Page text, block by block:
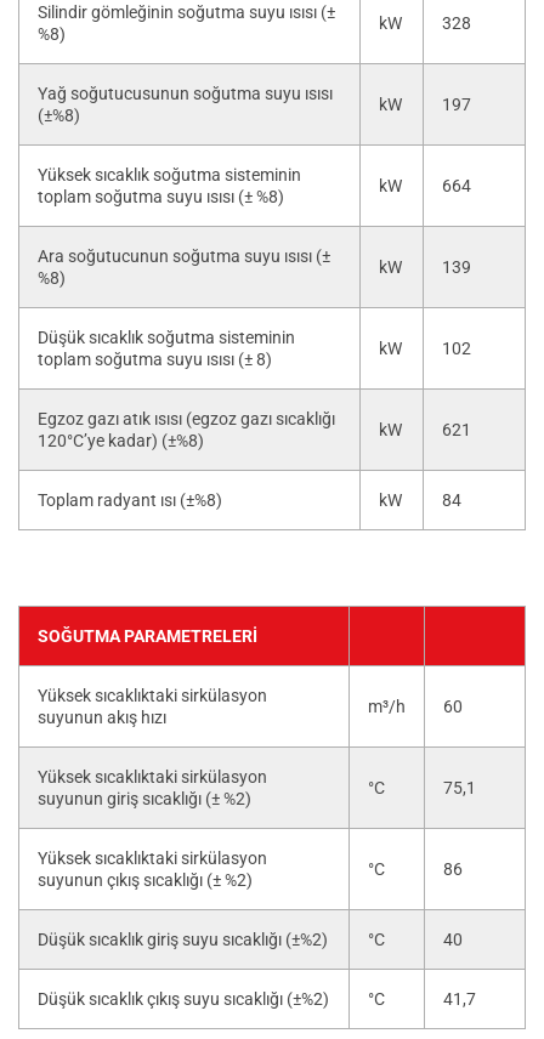
Silindir gömleğinin soğutma suyu ısısı (±
%8)
kW 328
Yağ soğutucusunun soğutma suyu ısısı
(±%8)
kW 197
Yüksek sıcaklık soğutma sisteminin
toplam soğutma suyu ısısı (± %8)
kW 664
Ara soğutucunun soğutma suyu ısısı (±
%8)
kW 139
Düşük sıcaklık soğutma sisteminin
toplam soğutma suyu ısısı (± 8)
kW 102
Egzoz gazı atık ısısı (egzoz gazı sıcaklığı
120°C’ye kadar) (±%8)
kW 621
Toplam radyant ısı (±%8) kW 84
SOĞUTMA PARAMETRELERI
Yüksek sıcaklıktaki sirkülasyon
suyunun akış hızı
m³/h 60
Yüksek sıcaklıktaki sirkülasyon
suyunun giriş sıcaklığı (± %2)
°C 75,1
Yüksek sıcaklıktaki sirkülasyon
suyunun çıkış sıcaklığı (± %2)
°C 86
Düşük sıcaklık giriş suyu sıcaklığı (±%2) °C 40
Düşük sıcaklık çıkış suyu sıcaklığı (±%2) °C 41,7